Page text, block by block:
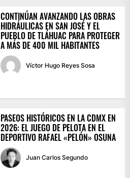
CONTINÚAN AVANZANDO LAS OBRAS
HIDRÁULICAS EN SAN JOSÉ Y EL
PUEBLO DE TLÁHUAC PARA PROTEGER
A MÁS DE 400 MIL HABITANTES
Víctor Hugo Reyes Sosa
PASEOS HISTÓRICOS EN LA CDMX EN
2026: EL JUEGO DE PELOTA EN EL
DEPORTIVO RAFAEL «PELÓN» OSUNA
Juan Carlos Segundo